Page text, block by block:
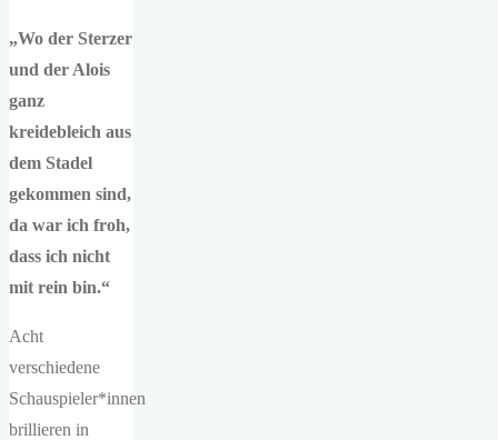
„Wo der Sterzer
und der Alois
ganz
kreidebleich aus
dem Stadel
gekommen sind,
da war ich froh,
dass ich nicht
mit rein bin.“
Acht
verschiedene
Schauspieler*innen
brillieren in